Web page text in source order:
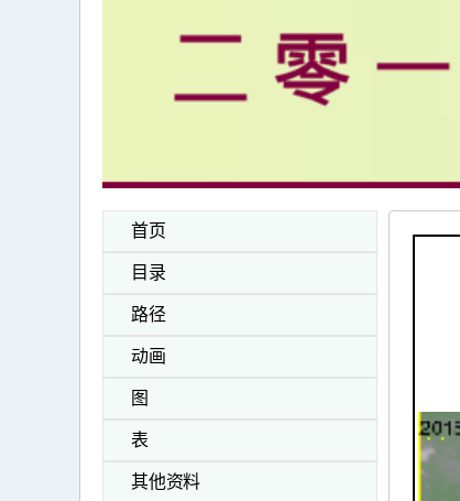
首页
目录
路径
动画
图
表
其他资料